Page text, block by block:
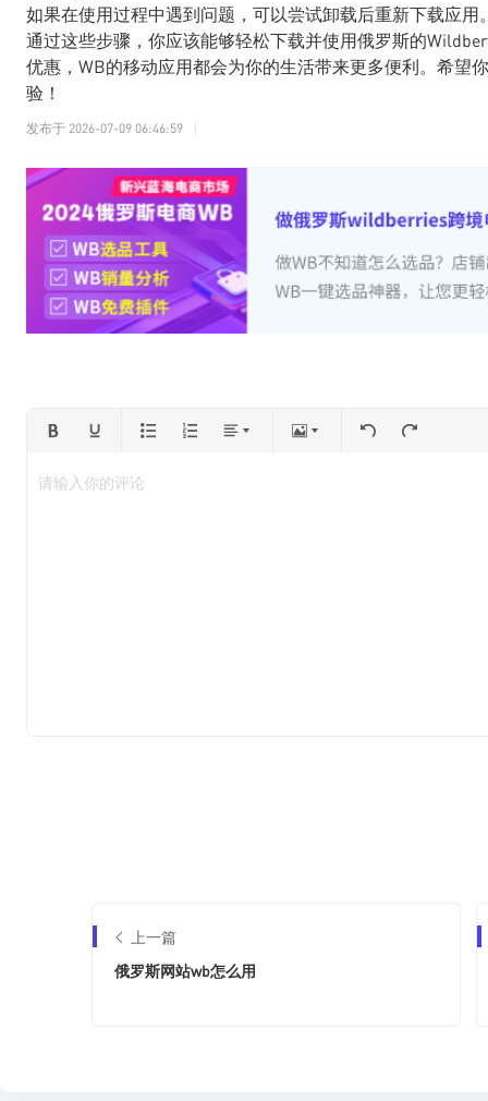
如果在使用过程中遇到问题，可以尝试卸载后重新下载应
通过这些步骤，你应该能够轻松下载并使用俄罗斯的
优惠，WB的移动应用都会为你的生活带来更多便利。希望
验！
发布于 2026-07-09 06:46:59
请输入你的评论
上一篇
俄罗斯网站wb怎么用